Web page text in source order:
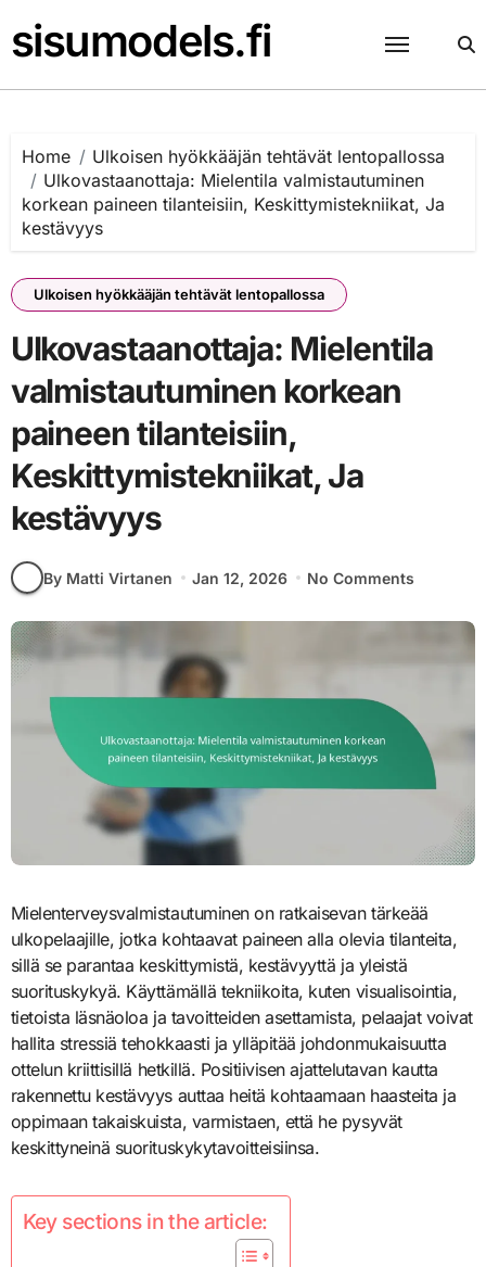
to
content
sisumodels.fi
Home
Ulkoisen hyökkääjän tehtävät lentopallossa
Ulkovastaanottaja: Mielentila valmistautuminen
korkean paineen tilanteisiin, Keskittymistekniikat, Ja
kestävyys
Ulkoisen hyökkääjän tehtävät lentopallossa
Ulkovastaanottaja: Mielentila
valmistautuminen korkean
paineen tilanteisiin,
Keskittymistekniikat, Ja
kestävyys
By Matti Virtanen Jan 12, 2026 No Comments
Mielenterveysvalmistautuminen on ratkaisevan tärkeää
ulkopelaajille, jotka kohtaavat paineen alla olevia tilanteita,
sillä se parantaa keskittymistä, kestävyyttä ja yleistä
suorituskykyä. Käyttämällä tekniikoita, kuten visualisointia,
tietoista läsnäoloa ja tavoitteiden asettamista, pelaajat voivat
hallita stressiä tehokkaasti ja ylläpitää johdonmukaisuutta
ottelun kriittisillä hetkillä. Positiivisen ajattelutavan kautta
rakennettu kestävyys auttaa heitä kohtaamaan haasteita ja
oppimaan takaiskuista, varmistaen, että he pysyvät
keskittyneinä suorituskykytavoitteisiinsa.
Key sections in the article: